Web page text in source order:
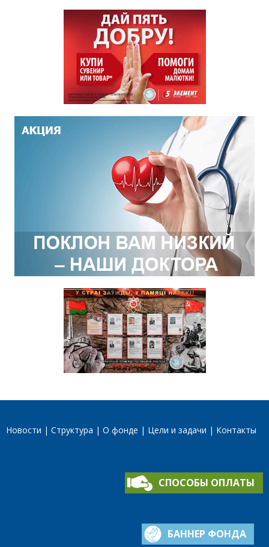
Новости Структура О фонде Цели и задачи Контакты
СПОСОБЫ ОПЛАТЫ
БАННЕР ФОНДА